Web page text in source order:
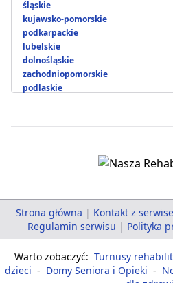
śląskie
kujawsko-pomorskie
podkarpackie
lubelskie
dolnośląskie
zachodniopomorskie
podlaskie
Strona główna | Kontakt z
Regulamin serwisu | Polityka
Warto zobaczyć: Turnusy
dzieci - Domy Seniora i Opieki -